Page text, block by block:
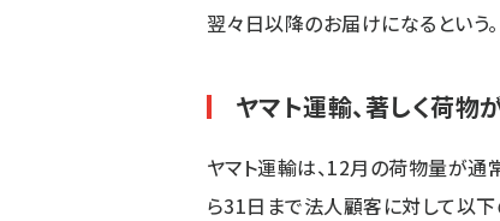
翌々日以降のお届けになるという。
ヤマト運輸、著しく荷
ヤマト運輸は、12月の荷物量が通
ら31日まで法人顧客に対して以下